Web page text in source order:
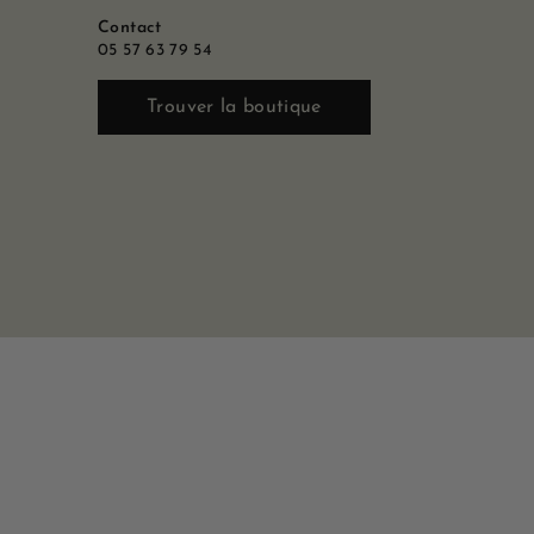
Contact
05 57 63 79 54
Trouver la boutique